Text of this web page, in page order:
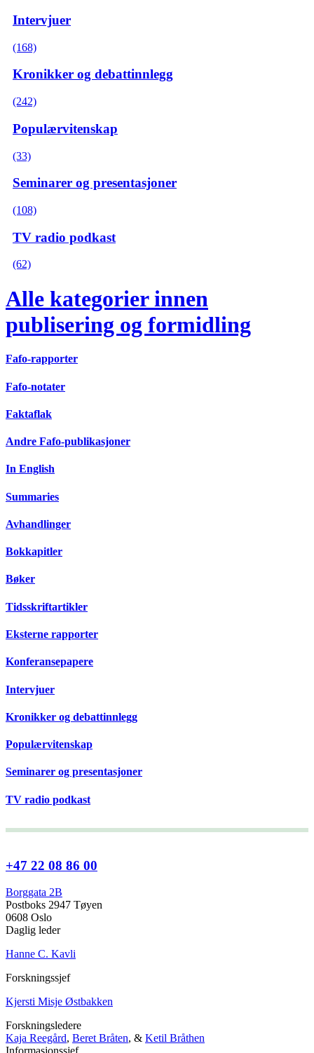
Intervjuer
(168)
Kronikker og debattinnlegg
(242)
Populærvitenskap
(33)
Seminarer og presentasjoner
(108)
TV radio podkast
(62)
Alle kategorier innen
publisering og formidling
Fafo-rapporter
Fafo-notater
Faktaflak
Andre Fafo-publikasjoner
In English
Summaries
Avhandlinger
Bokkapitler
Bøker
Tidsskriftartikler
Eksterne rapporter
Konferansepapere
Intervjuer
Kronikker og debattinnlegg
Populærvitenskap
Seminarer og presentasjoner
TV radio podkast
+47 22 08 86 00
Borggata 2B
Postboks 2947 Tøyen
0608 Oslo
Daglig leder
Hanne C. Kavli
Forskningssjef
Kjersti Misje Østbakken
Forskningsledere
Kaja Reegård, Beret Bråten, & Ketil Bråthen